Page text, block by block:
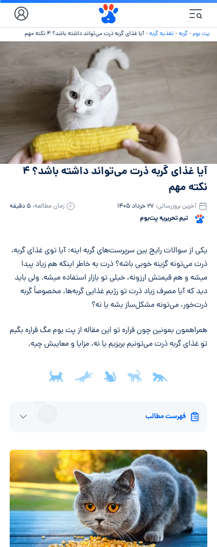
پت بوم-گربه- تغذیه گربه-آیا غذای گربه ذرت می‌تواند داشته باشد؟ ۴ نکته مهم
آیا غذای گربه ذرت می‌تواند داشته باشد؟ ۴
نکته مهم
تیم تحریریه پت‌بوم
آخرین بروزرسانی: ۲۷ خرداد ۱۴۰۵ زمان مطالعه: ۵ دقیقه
خلاصه مقاله
یکی از سوالات رایج بین سرپرست‌های گربه اینه: آیا توی غذای گربه،
ذرت می‌تونه گزینه خوبی باشه؟ ذرت به خاطر اینکه هم زیاد پیدا
میشه و هم قیمتش ارزونه، خیلی تو بازار استفاده میشه. ولی باید
دید که آیا مصرف زیاد ذرت تو رژیم غذایی گربه‌ها، مخصوصاً گربه
ذرت‌خور، می‌تونه مشکل‌ساز بشه یا نه؟
همراهمون بمونین چون قراره تو این مقاله از پت بوم مگ قراره بگیم
تو غذای گربه ذرت می‌تونیم بریزیم یا نه، مزایا و معایبش چیه.
فهرست مطالب